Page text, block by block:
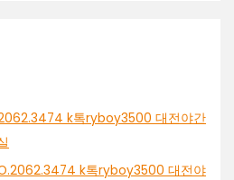
k톡ryboy3500 대전야간
k톡ryboy3500 대전야